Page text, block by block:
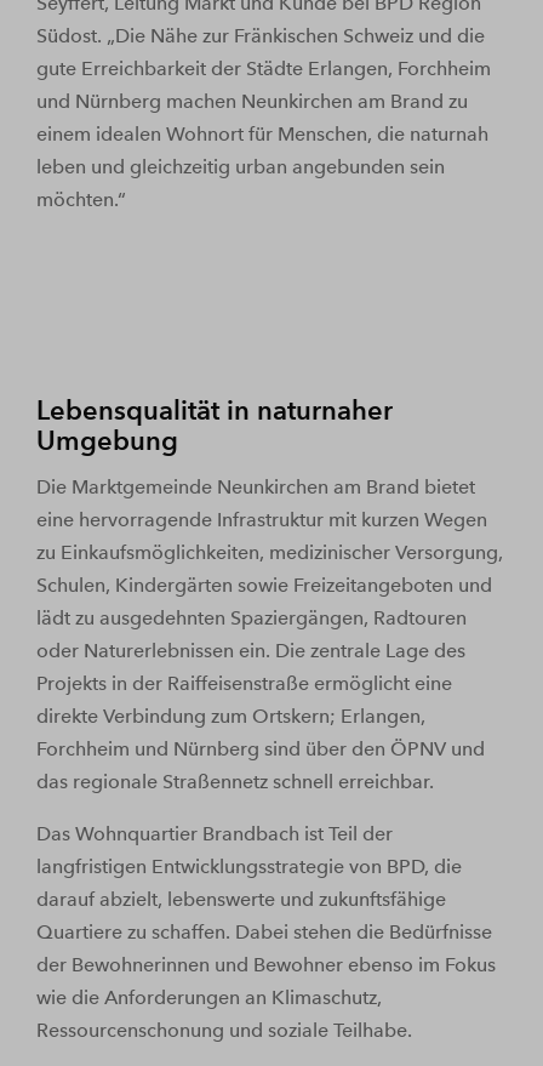
Südost. „Die Nähe zur Fränkischen Schweiz und die
gute Erreichbarkeit der Städte Erlangen, Forchheim
und Nürnberg machen Neunkirchen am Brand zu
einem idealen Wohnort für Menschen, die naturnah
leben und gleichzeitig urban angebunden sein
möchten.“
Lebensqualität in naturnaher
Umgebung
Die Marktgemeinde Neunkirchen am Brand bietet
eine hervorragende Infrastruktur mit kurzen Wegen
zu Einkaufsmöglichkeiten, medizinischer Versorgung,
Schulen, Kindergärten sowie Freizeitangeboten und
lädt zu ausgedehnten Spaziergängen, Radtouren
oder Naturerlebnissen ein. Die zentrale Lage des
Projekts in der Raiffeisenstraße ermöglicht eine
direkte Verbindung zum Ortskern; Erlangen,
Forchheim und Nürnberg sind über den ÖPNV und
das regionale Straßennetz schnell erreichbar.
Das Wohnquartier Brandbach ist Teil der
langfristigen Entwicklungsstrategie von BPD, die
darauf abzielt, lebenswerte und zukunftsfähige
Quartiere zu schaffen. Dabei stehen die Bedürfnisse
der Bewohnerinnen und Bewohner ebenso im Fokus
wie die Anforderungen an Klimaschutz,
Ressourcenschonung und soziale Teilhabe.